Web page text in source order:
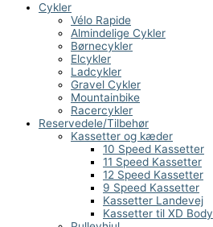
Cykler
Vélo Rapide
Almindelige Cykler
Børnecykler
Elcykler
Ladcykler
Gravel Cykler
Mountainbike
Racercykler
Reservedele/Tilbehør
Kassetter og kæder
10 Speed Kassetter
11 Speed Kassetter
12 Speed Kassetter
9 Speed Kassetter
Kassetter Landevej
Kassetter til XD Body